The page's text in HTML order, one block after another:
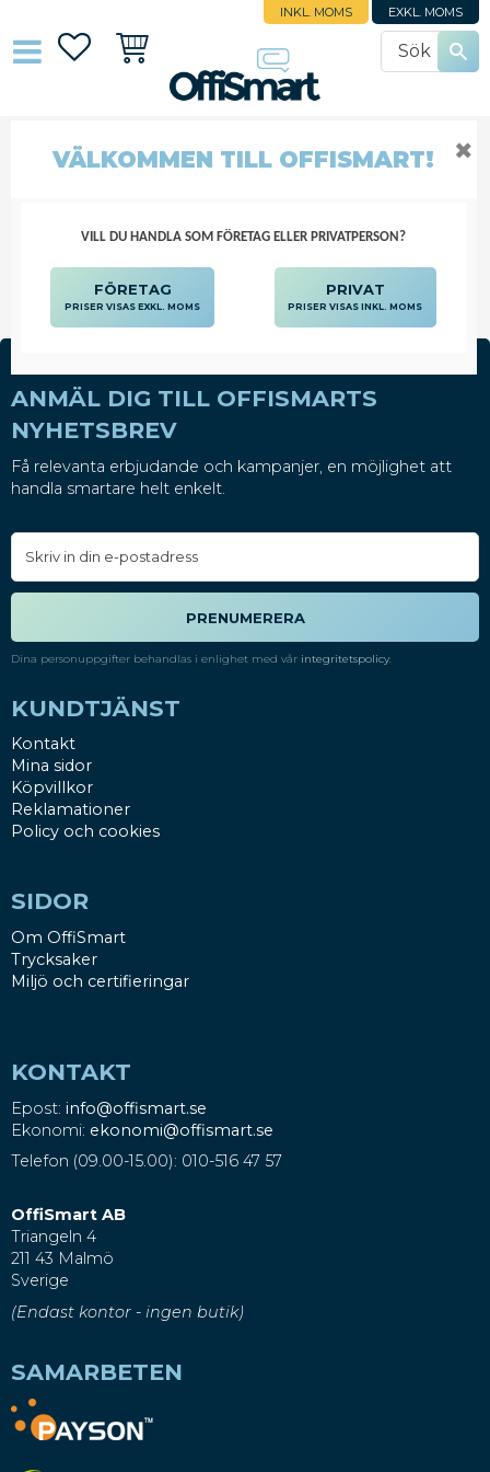
INKL. MOMS EXKL. MOMS
FavoriterKundvagn
STÖD LAPTOP
ANMÄL DIG TILL OFFISMARTS
NYHETSBREV
Få relevanta erbjudande och kampanjer, en möjlighet att
handla smartare helt enkelt.
PRENUMERERA
Dina personuppgifter behandlas i enlighet med vår integritetspolicy.
KUNDTJÄNST
Kontakt
Mina sidor
Köpvillkor
Reklamationer
Policy och cookies
SIDOR
Om OffiSmart
Trycksaker
Miljö och certifieringar
KONTAKT
Epost: info@offismart.se
Ekonomi: ekonomi@offismart.se
Telefon (09.00-15.00): 010-516 47 57
OffiSmart AB
Triangeln 4
211 43 Malmö
Sverige
(Endast kontor - ingen butik)
SAMARBETEN
VÄLKOMMEN TILL OFFISMART!
VILL DU HANDLA SOM FÖRETAG ELLER PRIVATPERSON?
FÖRETAG
PRISER VISAS EXKL. MOMS
PRIVAT
PRISER VISAS INKL. MOMS
✖